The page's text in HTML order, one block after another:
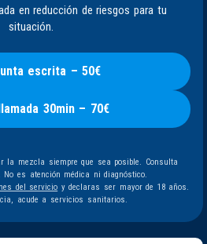
en reducción de riesgos para tu
situación.
escrita – 50€
30min – 70€
la mezcla siempre que sea posible. Consulta
. No es atención médica ni diagnóstico.
del servicio y declaras ser mayor de 18 años.
acude a servicios sanitarios.